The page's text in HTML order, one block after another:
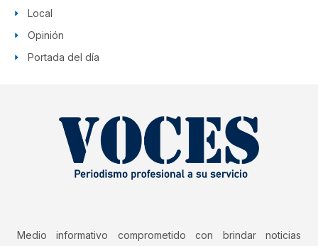
Local
Opinión
Portada del día
Medio informativo comprometido con brindar noticias